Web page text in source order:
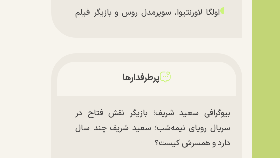
اولگا لاورنتیوا، سوپرمدل روس و بازیگر فیلم
پرطرفدارها
بیوگرافی سعید شریف؛ بازیگر نقش فتاح در
سریال رویای نیمه‌شب؛ سعید شریف چند سال
دارد و همسرش کیست؟